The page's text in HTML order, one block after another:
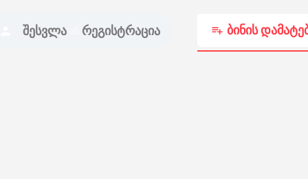
შესვლა რეგისტრაცია ბინის